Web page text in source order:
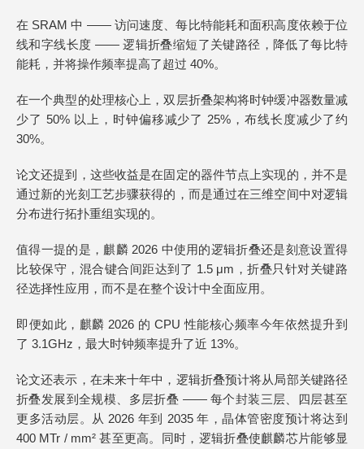
在 SRAM 中 —— 访问速度、每比特能耗和面积高度依赖于位
线和字线长度 —— 逻辑折叠缩短了关键路径，降低了每比特
能耗，并将操作频率提高了超过 40%。
在一个典型的处理核心上，双层折叠架构将时钟缓冲器数量减
少了 50% 以上，时钟偏移减少了 25%，布线长度减少了约
30%。
论文还提到，这些收益是在固定的器件节点上实现的，并不是
通过新的光刻工艺步骤获得的，而是通过在三维空间中对逻辑
分布进行拓扑重组实现的。
值得一提的是，麒麟 2026 中使用的逻辑折叠还是刻意设置得
比较保守，混合键合间距达到了 1.5 μm，折叠只针对关键路
径选择性应用，而不是在整个设计中全面应用。
即便如此，麒麟 2026 的 CPU 性能核心频率今年依然提升到
了 3.1GHz，最大时钟频率提升了近 13%。
论文还表示，在未来十年中，逻辑折叠预计将从局部关键路径
折叠发展到全规模、多层折叠 —— 每个封装三层、四层甚至
更多活动层。从 2026 年到 2035 年，晶体管密度预计将达到
400 MTr / mm² 甚至更高。同时，逻辑折叠使麒麟芯片能够显